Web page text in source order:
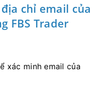
chỉ email của
FBS Trader
xác minh email của